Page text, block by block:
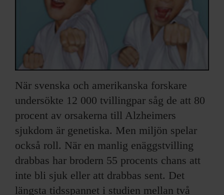
SKRIV I F&F
PRENUMERERA PÅ F&F
ANNONSERA I F&F
OM F&F
När svenska och amerikanska forskare
undersökte 12 000 tvillingpar såg de att 80
procent av orsakerna till Alzheimers
sjukdom är genetiska. Men miljön spelar
också roll. När en manlig enäggstvilling
drabbas har brodern 55 procents chans att
inte bli sjuk eller att drabbas sent. Det
längsta tidsspannet i studien mellan två